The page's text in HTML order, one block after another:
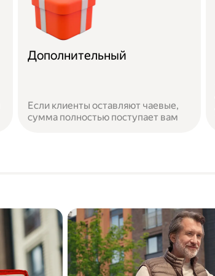
Дополнительный
Если клиенты оставляют чаевые,
сумма полностью поступает вам